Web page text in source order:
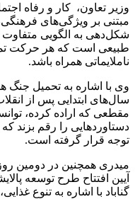
وزیر تعاون، ‌ کار و رفاه
مبتنی بر ویژگی‌های
شکل‌دهی به الگویی متفاوت
طبیعی است که هر حرکت
ناملایماتی همراه باشد.
وی با اشاره به تحمیل
سال‌های ابتدایی پس از
مقطعی که اراده کرده،
دستاوردهایی را رقم بزند
توجه قرار گرفته است.
میدری همچنین در دومین
آیین افتتاح طرح توسعه
گناباد با اشاره به تنوع